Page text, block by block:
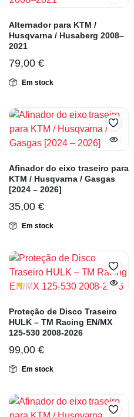
Alternador para KTM /
Husqvarna / Husaberg 2008–
2021
79,00 €
Em stock
Afinador do eixo traseiro para
KTM / Husqvarna / Gasgas
[2024 – 2026]
35,00 €
Em stock
Proteção de Disco Traseiro
HULK – TM Racing EN/MX
125-530 2008-2026
99,00 €
Em stock